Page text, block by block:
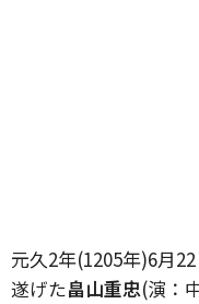
元久2年(1205年)6月
遂げた畠山重忠(演：